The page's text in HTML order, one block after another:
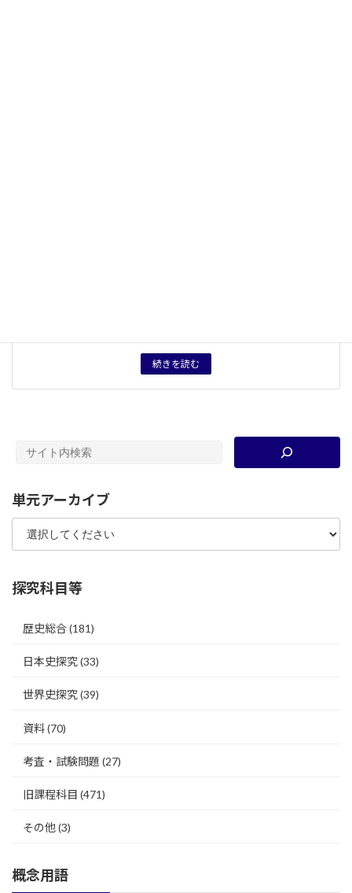
続きを読む
単元アーカイブ
探究科目等
歴史総合(181)
日本史探究(33)
世界史探究(39)
資料(70)
考査・試験問題 (27)
旧課程科目 (471)
その他(3)
概念用語